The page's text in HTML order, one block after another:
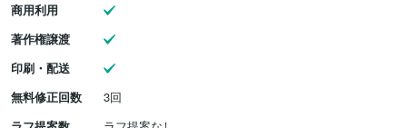
商用利用
著作権譲渡
印刷・配送
無料修正回数
3回